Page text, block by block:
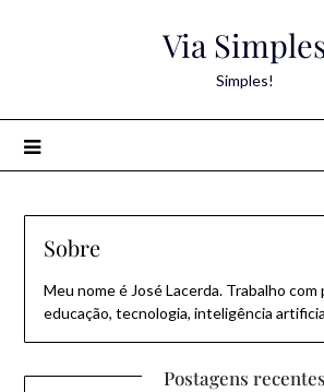
Via
Simples!
Sobre
Meu nome é José Lacerda. Trabalho
educação, tecnologia, inteligência
Postagens recentes